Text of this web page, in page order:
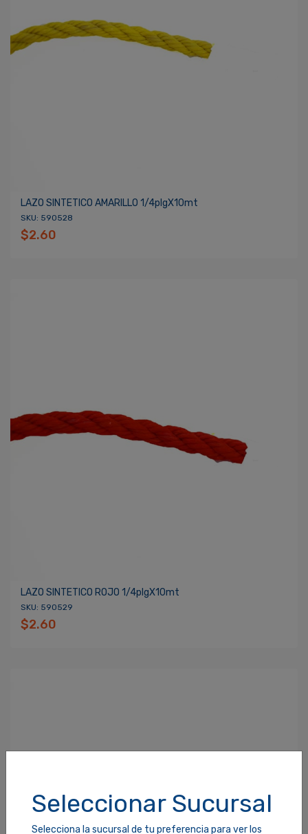
Seleccionar Sucursal
Selecciona la sucursal de tu preferencia para ver los
LAZO SINTETICO AMARILLO 1/4plgX10mt
SKU: 590528
$2.60
LAZO SINTETICO ROJO 1/4plgX10mt
SKU: 590529
$2.60